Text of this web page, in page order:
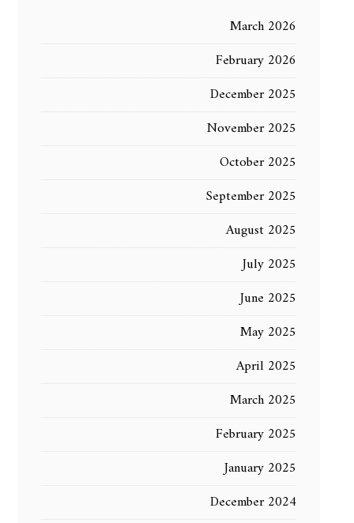
March 2026
February 2026
December 2025
November 2025
October 2025
September 2025
August 2025
July 2025
June 2025
May 2025
April 2025
March 2025
February 2025
January 2025
December 2024